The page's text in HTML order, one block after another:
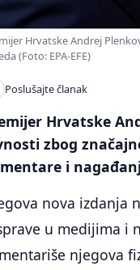
Hrvatske Andrej
(Foto: EPA-EFE)
Poslušajte članak
Hrvatske
zbog
i
nova izdanja
u medijima i
njegova